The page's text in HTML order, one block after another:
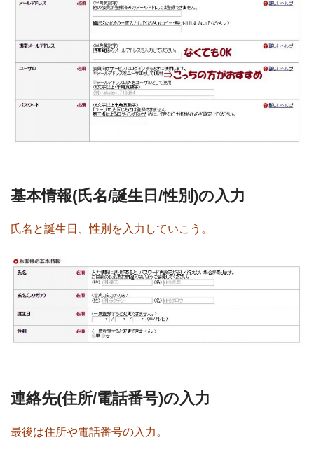
基本情報(氏名/誕生日/性別)の入力
氏名と誕生日、性別を入力していこう。
連絡先(住所/電話番号)の入力
最後は住所や電話番号の入力。